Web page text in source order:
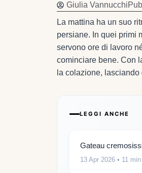
Giulia Vannucchi
La mattina ha un suo
persiane. In quei primi
servono ore di lavoro
cominciare bene. Con
la colazione,
LEGGI ANCHE
Gateau
13 Apr 2026 • 11